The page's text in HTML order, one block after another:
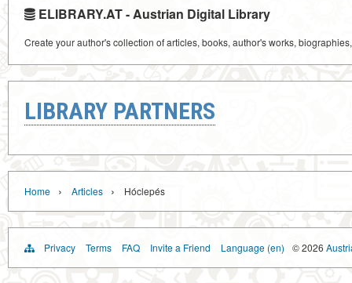
ELIBRARY.AT - Austrian Digital Library
Create your author's collection of articles, books, author's works,
LIBRARY PARTNERS
Home › Articles › Hóclepés
Privacy Terms FAQ Invite a Friend Language (en) © 2026